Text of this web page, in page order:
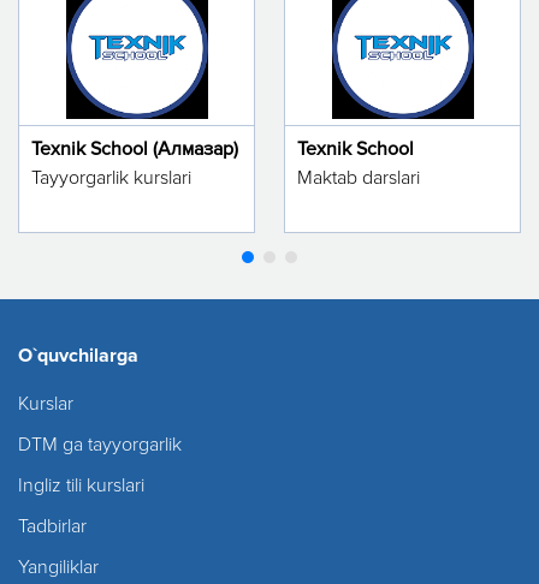
Texnik School (Алмазар)
Tayyorgarlik kurslari
Texnik School
Maktab darslari
O`quvchilarga
Kurslar
DTM ga tayyorgarlik
Ingliz tili kurslari
Tadbirlar
Yangiliklar